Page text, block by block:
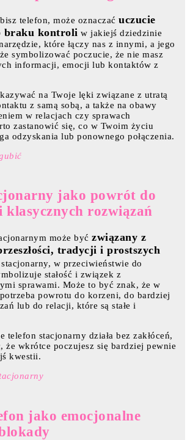
telefon, może oznaczać uczucie
braku kontroli w jakiejś dziedzinie
które łączy nas z innymi, a jego
symbolizować poczucie, że nie masz
informacji, emocji lub kontaktów z
na Twoje lęki związane z utratą
z samą sobą, a także na obawy
w relacjach czy sprawach
zastanowić się, co w Twoim życiu
odzyskania lub ponownego połączenia.
jako powrót do
klasycznych rozwiązań
może być związany z
tradycji i prostszych
w przeciwieństwie do
stałość i związek z
sprawami. Może to być znak, że w
powrotu do korzeni, do bardziej
lub do relacji, które są stałe i
telefon stacjonarny działa bez zakłóceń,
że wkrótce poczujesz się bardziej pewnie
kwestii.
jako emocjonalne